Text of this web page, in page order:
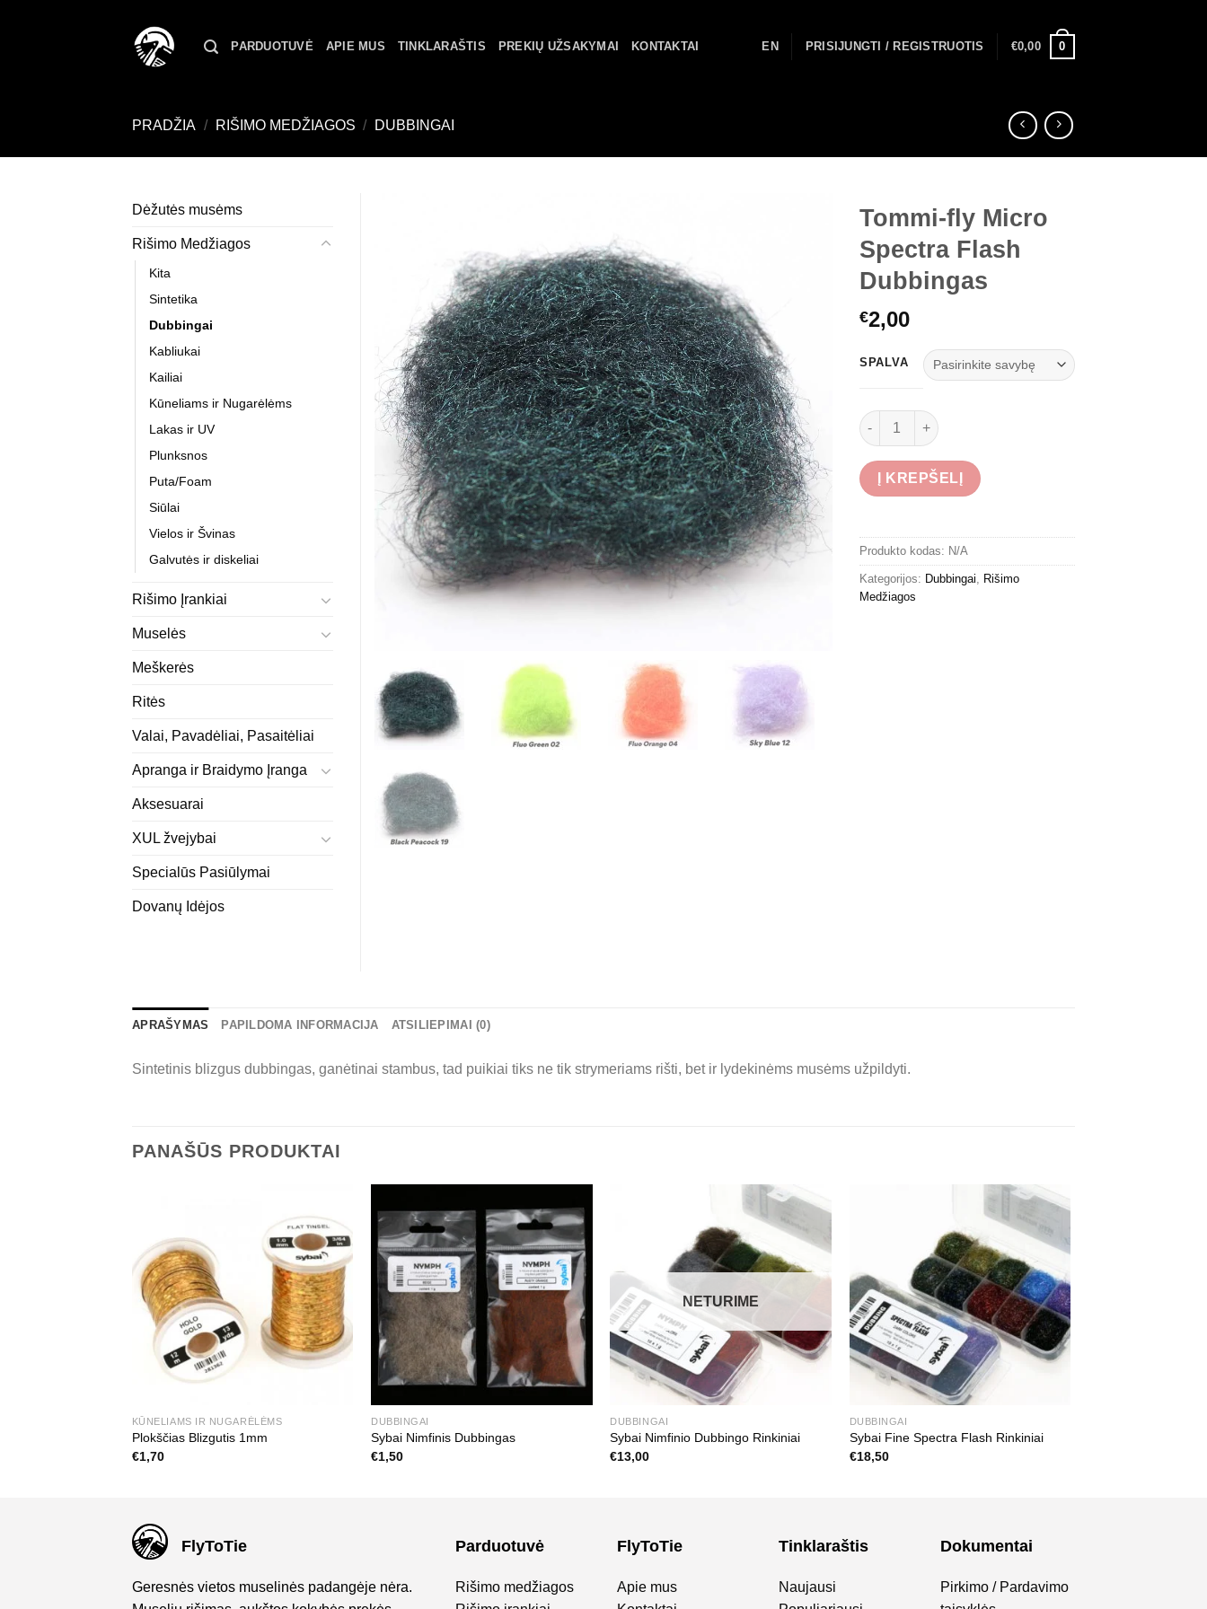
PARDUOTUVĖ APIE MUS TINKLARAŠTIS PREKIŲ UŽSAKYMAI KONTAKTAI EN PRISIJUNGTI / REGISTRUOTIS €0,00 0
PRADŽIA / RIŠIMO MEDŽIAGOS / DUBBINGAI
Tommi-fly Micro
Spectra Flash
Dubbingas
€2,00
SPALVA
produkto kiekis: Tommi-fly Micro Spectra Flash
Į KREPŠELĮ
Produkto kodas: N/A
Kategorijos: Dubbingai
Rišimo
Medžiagos
Dėžutės musėms
Rišimo Medžiagos
Kita
Sintetika
Dubbingai
Kabliukai
Kailiai
Kūneliams ir Nugarėlėms
Lakas ir UV
Plunksnos
Puta/Foam
Siūlai
Vielos ir Švinas
Galvutės ir diskeliai
Rišimo Įrankiai
Muselės
Meškerės
Ritės
Valai, Pavadėliai, Pasaitėliai
Apranga ir Braidymo Įranga
Aksesuarai
XUL žvejybai
Specialūs Pasiūlymai
Dovanų Idėjos
APRAŠYMAS PAPILDOMA INFORMACIJA ATSILIEPIMAI (0)
Sintetinis blizgus dubbingas, ganėtinai stambus, tad puikiai tiks ne tik strymeriams rišti, bet ir lydekinėms musėms užpildyti.
PANAŠŪS PRODUKTAI
KŪNELIAMS IR NUGARĖLĖMS
Plokščias Blizgutis 1mm
€1,70
DUBBINGAI
Sybai Nimfinis Dubbingas
€1,50
NETURIME
DUBBINGAI
Sybai Nimfinio Dubbingo Rinkiniai
€13,00
DUBBINGAI
Sybai Fine Spectra Flash Rinkiniai
€18,50
FlyToTie
Geresnės vietos muselinės padangėje nėra.
Parduotuvė
Rišimo medžiagos
FlyToTie
Apie mus
Tinklaraštis
Naujausi
Dokumentai
Pirkimo / Pardavimo